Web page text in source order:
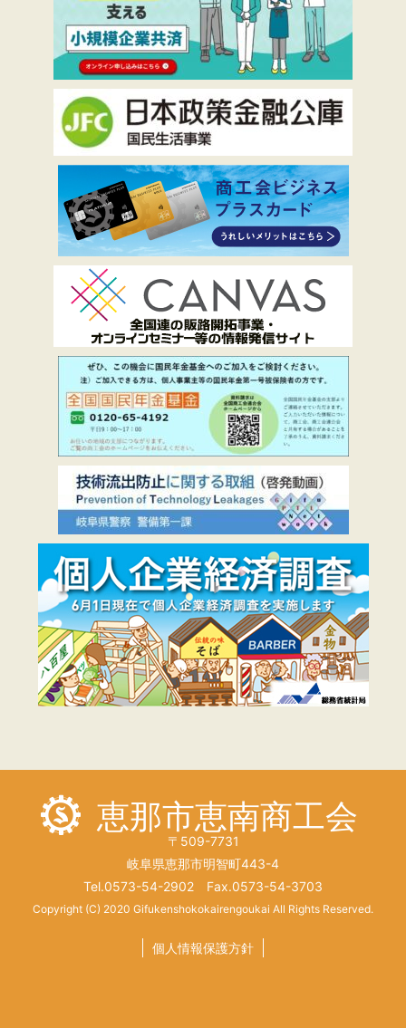
恵那市恵南商工会
〒509-7731
岐阜県恵那市明智町443-4
Tel.0573-54-2902 Fax.0573-54-3703
Copyright (C) 2020 Gifukenshokokairengoukai All Rights Reserved.
個人情報保護方針